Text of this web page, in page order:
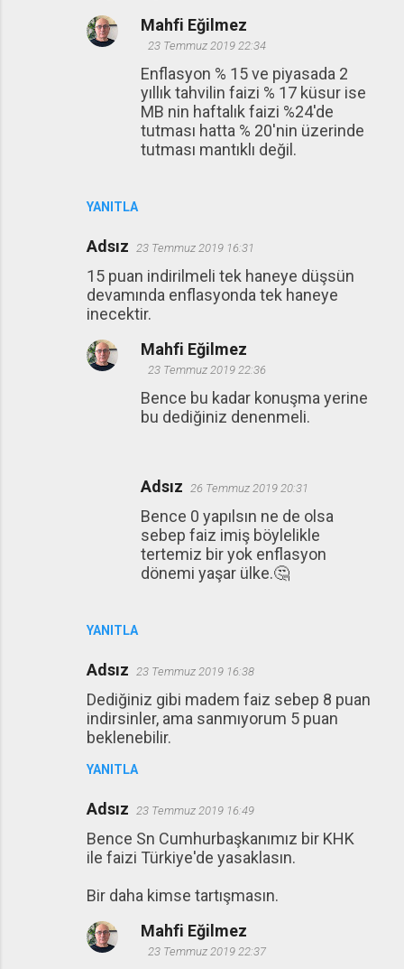
YANITLA
Mahfi Eğilmez
23 Temmuz 2019 22:34
Enflasyon % 15 ve piyasada 2
yıllık tahvilin faizi % 17 küsur ise
MB nin haftalık faizi %24'de
tutması hatta % 20'nin üzerinde
tutması mantıklı değil.
Adsız 23 Temmuz 2019 16:31
15 puan indirilmeli tek haneye düşsün
devamında enflasyonda tek haneye
inecektir.
YANITLA
Mahfi Eğilmez
23 Temmuz 2019 22:36
Bence bu kadar konuşma yerine
bu dediğiniz denenmeli.
Adsız 26 Temmuz 2019 20:31
Bence 0 yapılsın ne de olsa
sebep faiz imiş böylelikle
tertemiz bir yok enflasyon
dönemi yaşar ülke.🤔
Adsız 23 Temmuz 2019 16:38
Dediğiniz gibi madem faiz sebep 8 puan
indirsinler, ama sanmıyorum 5 puan
beklenebilir.
YANITLA
Adsız 23 Temmuz 2019 16:49
Bence Sn Cumhurbaşkanımız bir KHK
ile faizi Türkiye'de yasaklasın.
Bir daha kimse tartışmasın.
Mahfi Eğilmez
23 Temmuz 2019 22:37